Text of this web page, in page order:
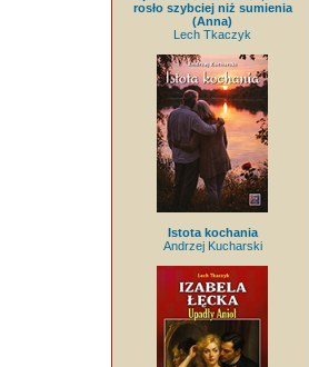
rosło szybciej niż sumienia
(Anna)
Lech Tkaczyk
Istota kochania
Andrzej Kucharski